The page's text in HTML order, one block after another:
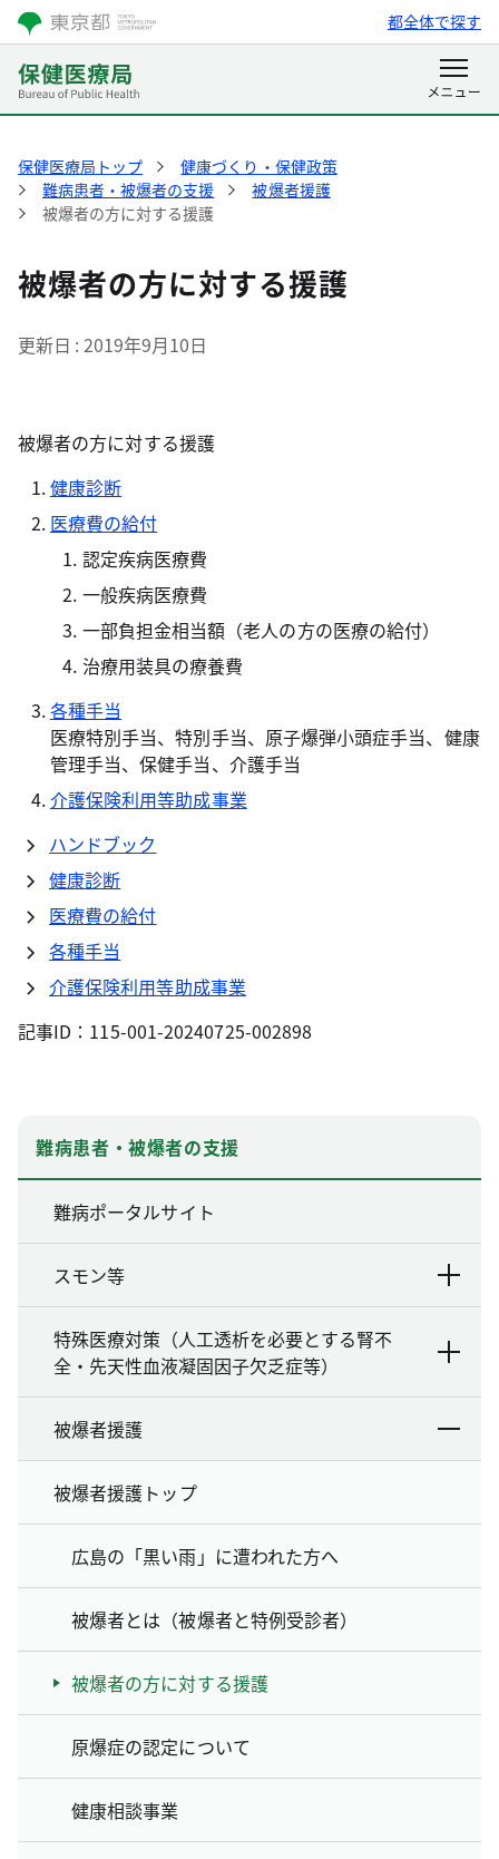
都全体で探す
保健医療局トップ
健康づくり・保健政策
難病患者・被爆者の支援
被爆者援護
被爆者の方に対する援護
被爆者の方に対する援護
更新日 2019年9月10日
被爆者の方に対する援護
健康診断
医療費の給付
認定疾病医療費
一般疾病医療費
一部負担金相当額（老人の方の医療の給付）
治療用装具の療養費
各種手当
医療特別手当、特別手当、原子爆弾小頭症手当、健康
管理手当、保健手当、介護手当
介護保険利用等助成事業
ハンドブック
健康診断
医療費の給付
各種手当
介護保険利用等助成事業
記事ID：115-001-20240725-002898
難病患者・被爆者の支援
難病ポータルサイト
スモン等
特殊医療対策（人工透析を必要とする腎不
全・先天性血液凝固因子欠乏症等）
被爆者援護
被爆者援護トップ
広島の「黒い雨」に遭われた方へ
被爆者とは（被爆者と特例受診者）
被爆者の方に対する援護
原爆症の認定について
健康相談事業